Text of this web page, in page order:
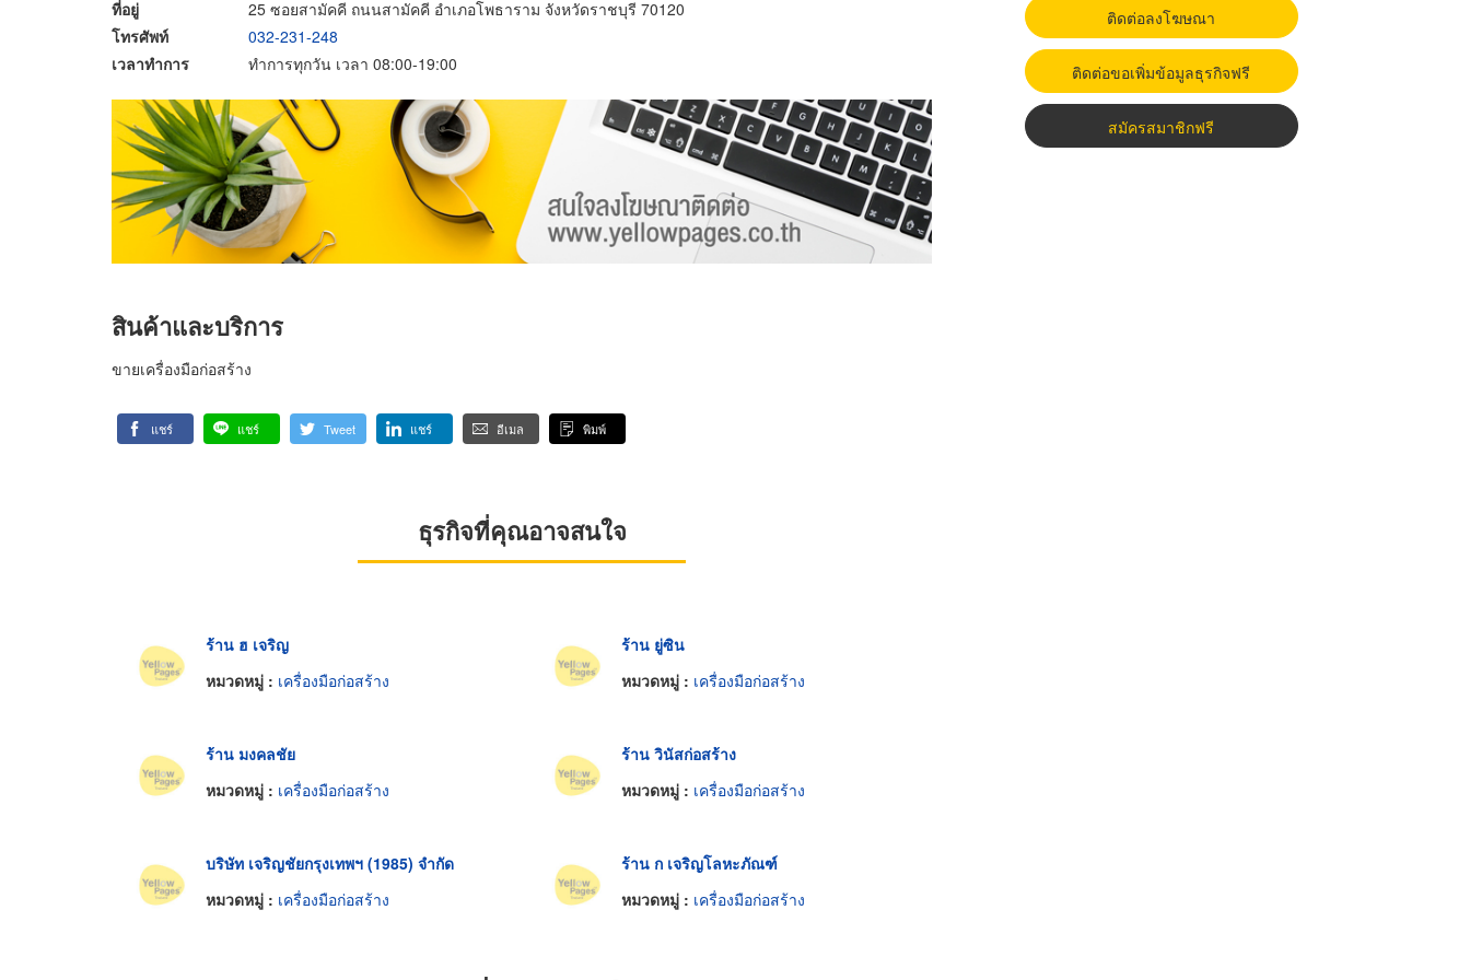
ที่อยู่
25 ซอยสามัคคี ถนนสามัคคี อำเภอโพธาราม จังหวัดราชบุรี 70120
โทรศัพท์
032-231-248
เวลาทำการ
ทำการทุกวัน เวลา 08:00-19:00
สินค้าและบริการ
ขายเครื่องมือก่อสร้าง
แชร์ แชร์ Tweet แชร์ อีเมล พิมพ์
ธุรกิจที่คุณอาจสนใจ
ร้าน ฮ เจริญ
หมวดหมู่ : เครื่องมือก่อสร้าง
ร้าน ยู่ซิน
หมวดหมู่ : เครื่องมือก่อสร้าง
ร้าน มงคลชัย
หมวดหมู่ : เครื่องมือก่อสร้าง
ร้าน วินัสก่อสร้าง
หมวดหมู่ : เครื่องมือก่อสร้าง
บริษัท เจริญชัยกรุงเทพฯ (1985) จำกัด
หมวดหมู่ : เครื่องมือก่อสร้าง
ร้าน ก เจริญโลหะภัณฑ์
หมวดหมู่ : เครื่องมือก่อสร้าง
ติดต่อลงโฆษณา
ติดต่อขอเพิ่มข้อมูลธุรกิจฟรี
สมัครสมาชิกฟรี